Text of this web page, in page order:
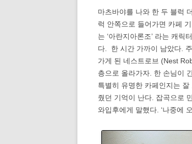
마츠바야를 나와 한 두 블럭
럭 안쪽으로 들어가면 카페
는 ‘아란지아론조’ 라는 캐
다. 한 시간 가까이 남았다.
가게 된 네스트로브 (Nest
층으로 올라가자. 한 손님이
특별히 유명한 카페인지는
줬던 기억이 난다. 잡곡으로
와입후에게 말했다. ‘나중에